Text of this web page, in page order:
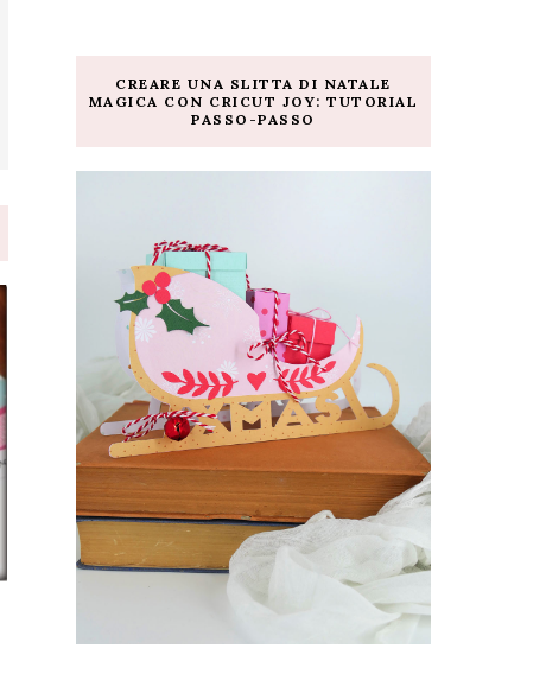
CREARE UNA SLITTA DI NATALE
MAGICA CON CRICUT JOY: TUTORIAL
PASSO-PASSO